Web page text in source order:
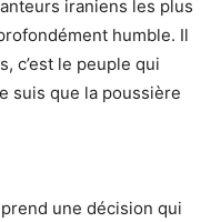
iraniens les plus
humble. Il
c’est le peuple qui
suis que la poussière
une décision qui